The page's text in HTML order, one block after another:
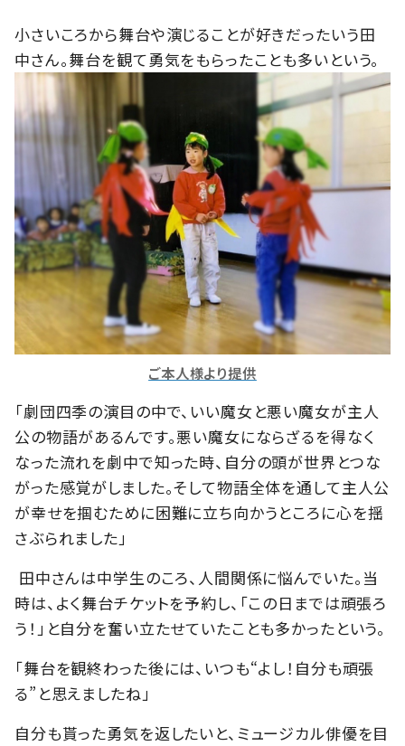
小さいころから舞台や演じることが好きだったいう田
中さん。舞台を観て勇気をもらったことも多いという。
ご本人様より提供
「劇団四季の演目の中で、いい魔女と悪い魔女が主人
公の物語があるんです。悪い魔女にならざるを得なく
なった流れを劇中で知った時、自分の頭が世界とつな
がった感覚がしました。そして物語全体を通して主人公
が幸せを掴むために困難に立ち向かうところに心を揺
さぶられました」
田中さんは中学生のころ、人間関係に悩んでいた。当
時は、よく舞台チケットを予約し、「この日までは頑張ろ
う！」と自分を奮い立たせていたことも多かったという。
「舞台を観終わった後には、いつも“よし！自分も頑張
る”と思えましたね」
自分も貰った勇気を返したいと、ミュージカル俳優を目